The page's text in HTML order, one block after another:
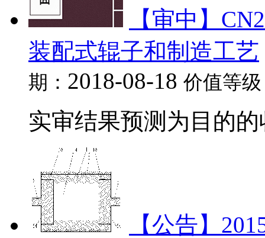
【审中】
装配式辊子和制造工艺
期： 2018-08-18 价值等
实审结果预测为目的的
【公告】